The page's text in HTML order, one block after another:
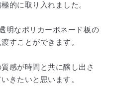
的に取り入れました。
明なポリカーボネード板の
すことができます。
感が時間と共に醸し出さ
きたいと思います。